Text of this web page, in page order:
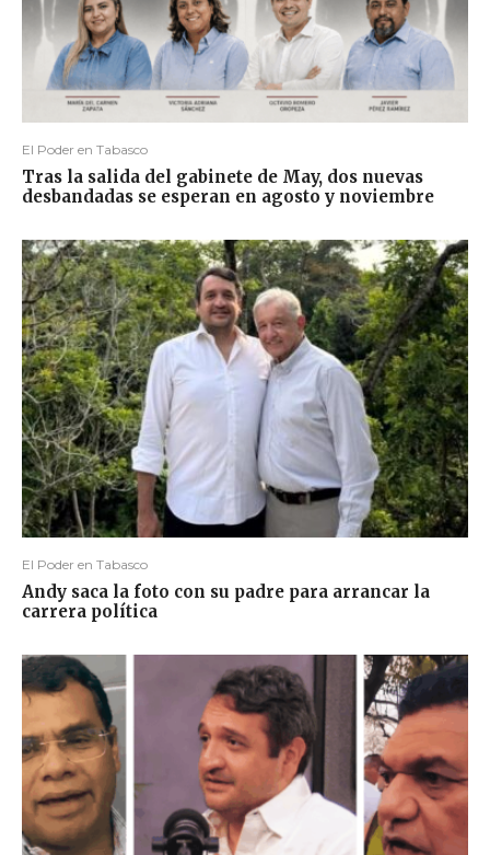
El Poder en Tabasco
Tras la salida del gabinete de May, dos nuevas
desbandadas se esperan en agosto y noviembre
El Poder en Tabasco
Andy saca la foto con su padre para arrancar la
carrera política